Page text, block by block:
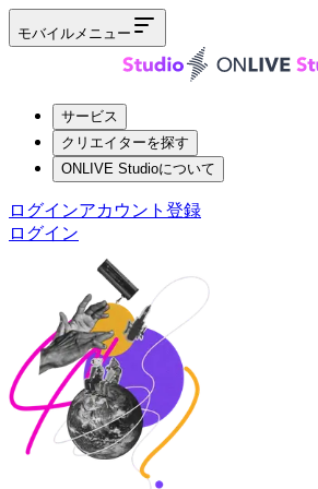
モバイルメニュー
サービス
クリエイターを探す
ONLIVE Studioについて
ログインアカウント登録
ログイン